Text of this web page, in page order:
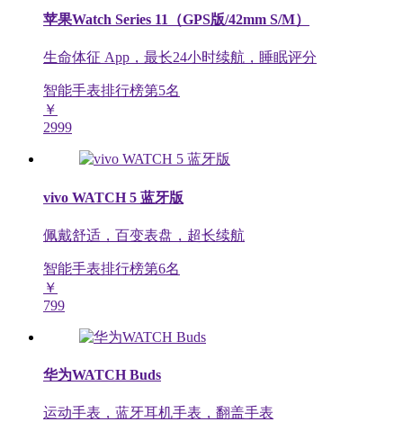
苹果Watch Series 11（GPS版/42mm S/M）
生命体征 App，最长24小时续航，睡眠评分
智能手表排行榜第5名
￥
2999
vivo WATCH 5 蓝牙版
佩戴舒适，百变表盘，超长续航
智能手表排行榜第6名
￥
799
华为WATCH Buds
运动手表，蓝牙耳机手表，翻盖手表